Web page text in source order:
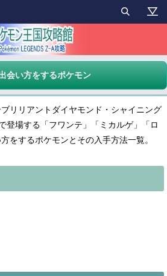
会い方をするポケモン
リリアントダイヤモンド・シャイニング
登場する「フワンテ」「ミカルゲ」「ロ
をするポケモンとその入手方法一覧。